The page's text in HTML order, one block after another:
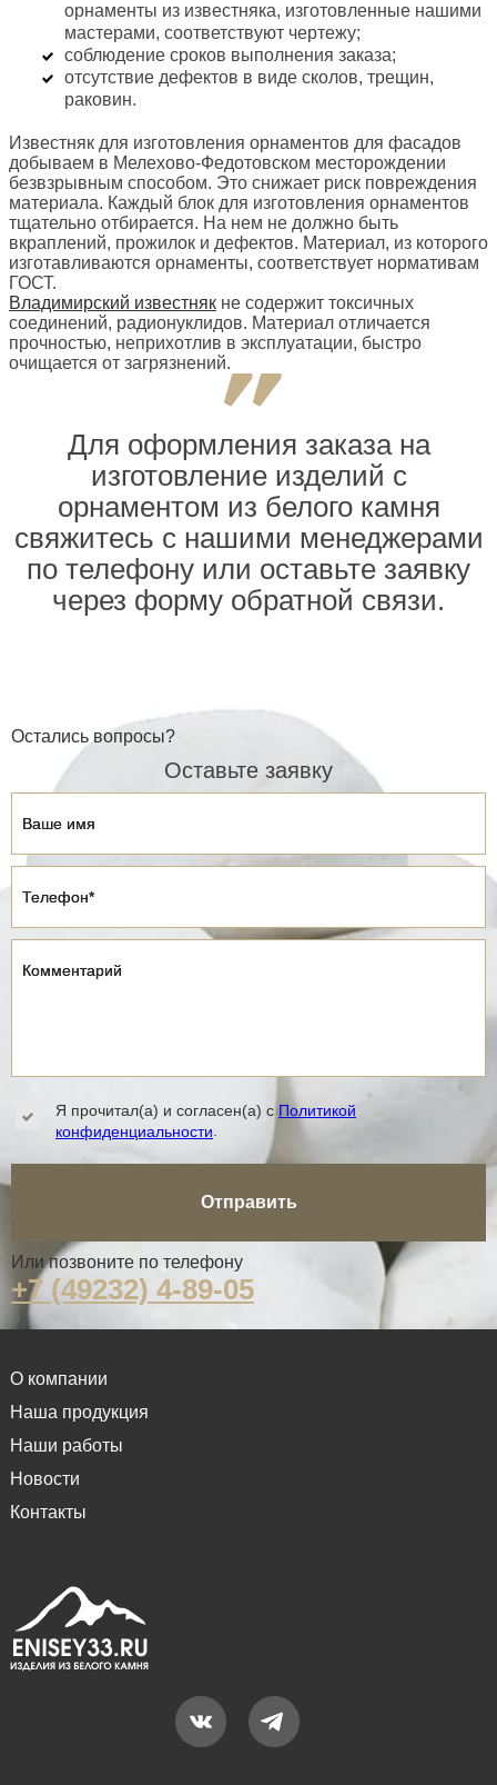
орнаменты из известняка, изготовленные нашими
мастерами, соответствуют чертежу;
соблюдение сроков выполнения заказа;
отсутствие дефектов в виде сколов, трещин,
раковин.
Известняк для изготовления орнаментов для фасадов
добываем в Мелехово-Федотовском месторождении
безвзрывным способом. Это снижает риск повреждения
материала. Каждый блок для изготовления орнаментов
тщательно отбирается. На нем не должно быть
вкраплений, прожилок и дефектов. Материал, из которого
изготавливаются орнаменты, соответствует нормативам
ГОСТ.
Владимирский известняк не содержит токсичных
соединений, радионуклидов. Материал отличается
прочностью, неприхотлив в эксплуатации, быстро
очищается от загрязнений.
Для оформления заказа на
изготовление изделий с
орнаментом из белого камня
свяжитесь с нашими менеджерами
по телефону или оставьте заявку
через форму обратной связи.
Остались вопросы?
Оставьте заявку
Ваше имя
Ваше имя
Телефон*
Телефон*
Комментарий
Комментарий
Я прочитал(а) и согласен(а) с Политикой
конфиденциальности.
Отправить
Или позвоните по телефону
+7 (49232) 4-89-05
О компании
Наша продукция
Наши работы
Новости
Контакты